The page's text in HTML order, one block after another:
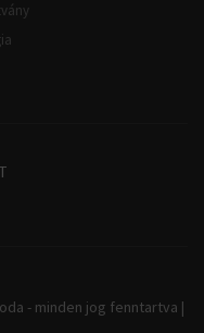
- minden jog fenntartva |